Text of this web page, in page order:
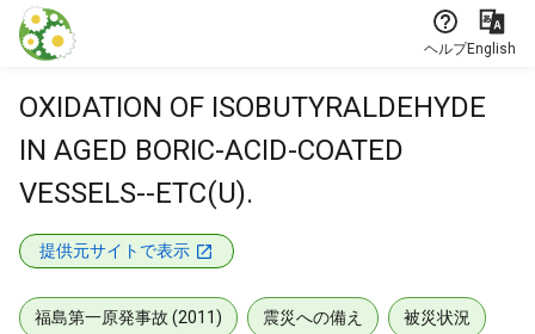
本文に飛ぶ
ヘルプEnglish
OXIDATION OF ISOBUTYRALDEHYDE
IN AGED BORIC-ACID-COATED
VESSELS--ETC(U).
提供元サイトで表示
福島第一原発事故 (2011) 震災への備え 被災状況